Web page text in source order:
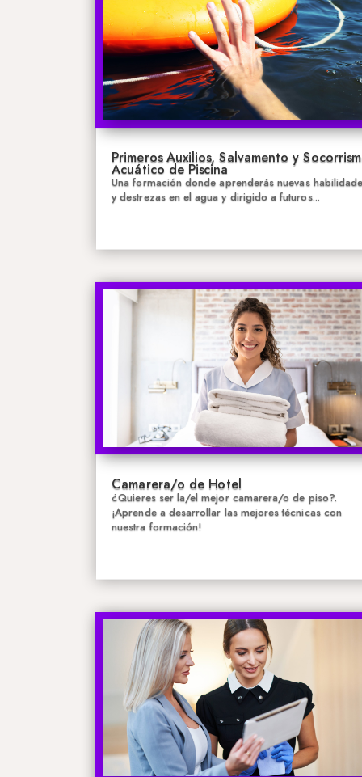
Primeros Auxilios, Salvamento y
Acuático de Piscina
Una formación donde aprenderás nuevas
y destrezas en el agua y dirigido a futuros...
Camarera/o de Hotel
¿Quieres ser la/el mejor camarera/o de piso?.
¡Aprende a desarrollar las mejores técnicas con
nuestra formación!